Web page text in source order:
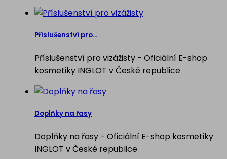
Příslušenství pro...
Příslušenství pro vizážisty - Oficiální E-shop
kosmetiky INGLOT v České republice
Doplňky na řasy
Doplňky na řasy - Oficiální E-shop kosmetiky
INGLOT v České republice